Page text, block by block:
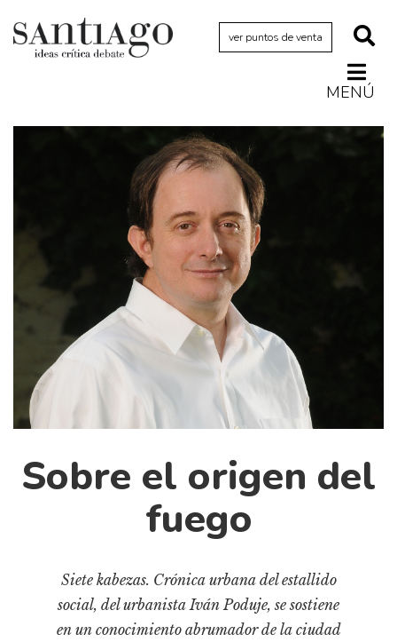
ver puntos de venta
MENÚ
Actualidad
Archivo Cenfoto-UDP
Arquetipos de situación
Cine y televisión
Ciudad
Críticas
Cultura
Diccionario portátil de la literatura chilena
Fragmentos
Historia material de los libros
Lagunas mentales
Sobre el origen del
fuego
Siete kabezas. Crónica urbana del estallido
social, del urbanista Iván Poduje, se sostiene
en un conocimiento abrumador de la ciudad